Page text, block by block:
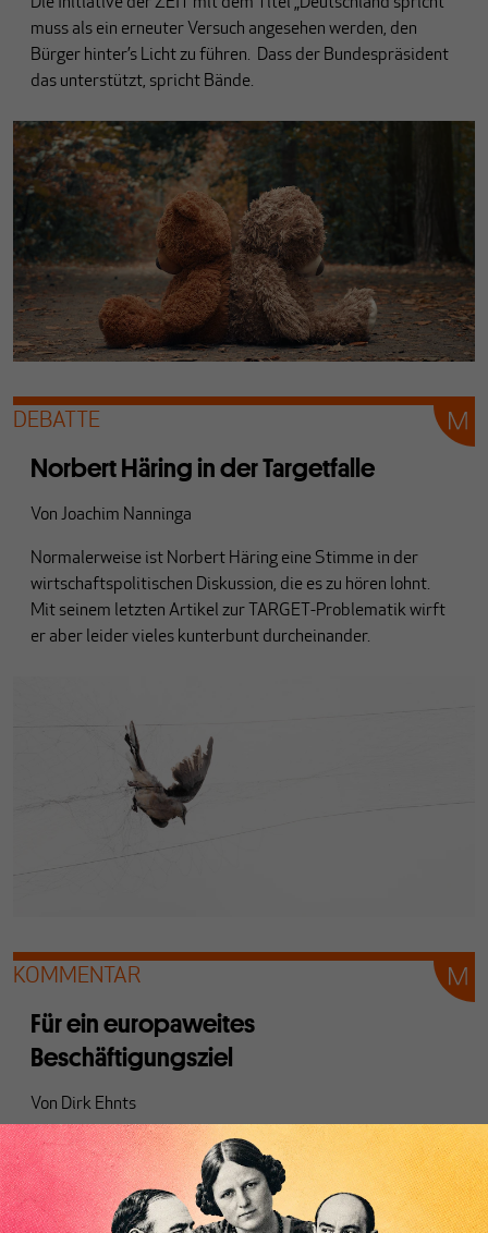
Die Initiative der ZEIT mit dem Titel „Deutschland spricht“
muss als ein erneuter Versuch angesehen werden, den
Bürger hinter’s Licht zu führen. Dass der Bundespräsident
das unterstützt, spricht Bände.
DEBATTE
Norbert Häring in der Targetfalle
Von Joachim Nanninga
Normalerweise ist Norbert Häring eine Stimme in der
wirtschaftspolitischen Diskussion, die es zu hören lohnt.
Mit seinem letzten Artikel zur TARGET-Problematik wirft
er aber leider vieles kunterbunt durcheinander.
KOMMENTAR
Für ein europaweites
Beschäftigungsziel
Von Dirk Ehnts
Die Eurozone braucht ein staatliches
Beschäftigungsprogramm. Das wäre ein Anfang für einen
überfälligen Paradigmenwechsel, indem die
Anpassungslasten der Wirtschaftskrisen nicht mehr auf